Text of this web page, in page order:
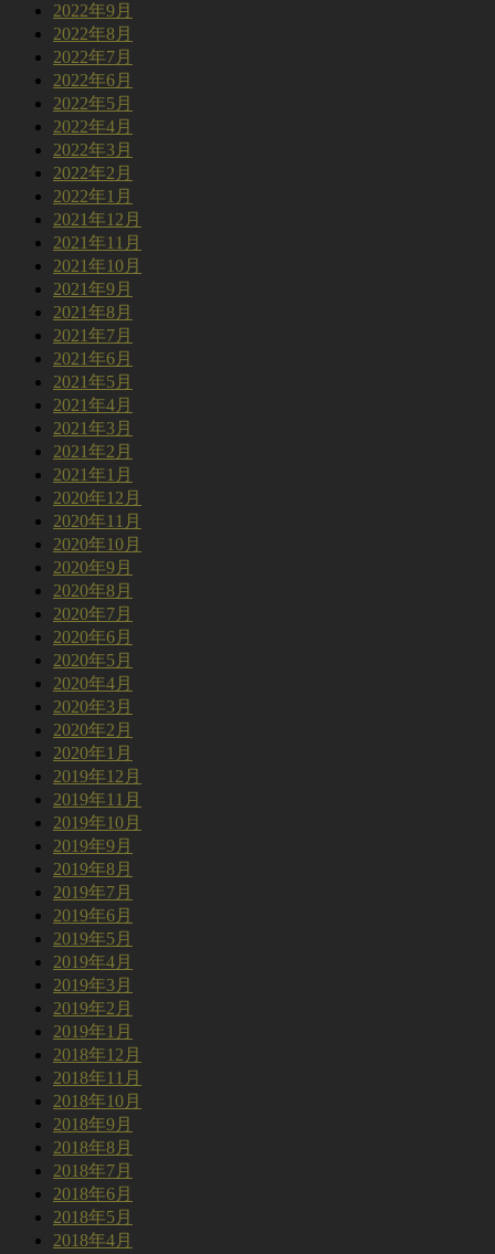
2022年9月
2022年8月
2022年7月
2022年6月
2022年5月
2022年4月
2022年3月
2022年2月
2022年1月
2021年12月
2021年11月
2021年10月
2021年9月
2021年8月
2021年7月
2021年6月
2021年5月
2021年4月
2021年3月
2021年2月
2021年1月
2020年12月
2020年11月
2020年10月
2020年9月
2020年8月
2020年7月
2020年6月
2020年5月
2020年4月
2020年3月
2020年2月
2020年1月
2019年12月
2019年11月
2019年10月
2019年9月
2019年8月
2019年7月
2019年6月
2019年5月
2019年4月
2019年3月
2019年2月
2019年1月
2018年12月
2018年11月
2018年10月
2018年9月
2018年8月
2018年7月
2018年6月
2018年5月
2018年4月